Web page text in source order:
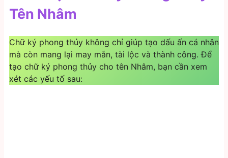
Tên Nhâm
Chữ ký phong thủy không chỉ giúp tạo dấu ấn cá nhân
mà còn mang lại may mắn, tài lộc và thành công. Để
tạo chữ ký phong thủy cho tên Nhâm, bạn cần xem
xét các yếu tố sau: